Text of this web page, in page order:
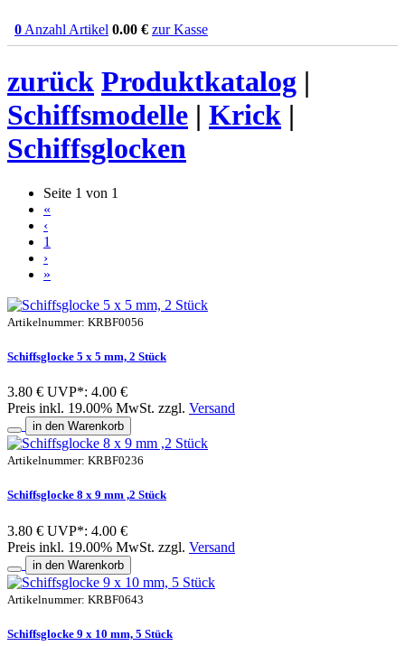
0 Anzahl Artikel 0.00 € zur Kasse
zurück Produktkatalog |
Schiffsmodelle | Krick |
Schiffsglocken
Seite 1 von 1
«
‹
1
›
»
Artikelnummer: KRBF0056
Schiffsglocke 5 x 5 mm, 2 Stück
3.80 € UVP*: 4.00 €
Preis inkl. 19.00% MwSt. zzgl. Versand
in den Warenkorb
Artikelnummer: KRBF0236
Schiffsglocke 8 x 9 mm ,2 Stück
3.80 € UVP*: 4.00 €
Preis inkl. 19.00% MwSt. zzgl. Versand
in den Warenkorb
Artikelnummer: KRBF0643
Schiffsglocke 9 x 10 mm, 5 Stück